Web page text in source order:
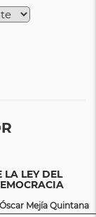
LEY DEL
Mejía Quintana